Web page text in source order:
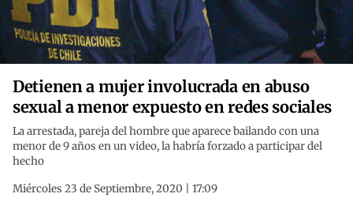
Detienen a mujer involucrada en abuso
sexual a menor expuesto en redes sociales
La arrestada, pareja del hombre que aparece bailando con una
menor de 9 años en un video, la habría forzado a participar del
hecho
Miércoles 23 de Septiembre, 2020 | 17:09